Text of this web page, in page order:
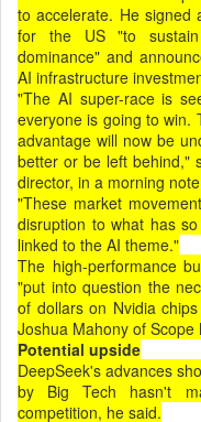
to accelerate. He signed
for the US "to
dominance" and
AI infrastructure
"The AI super-race is
everyone is going to win.
advantage will now be
better or be left behind,"
director, in a morning
"These market
disruption to what has
linked to the AI theme."
The high-performance
"put into question the
of dollars on Nvidia
Joshua Mahony of Scope
Potential upside
DeepSeek's advances
by Big Tech hasn't
competition, he said.